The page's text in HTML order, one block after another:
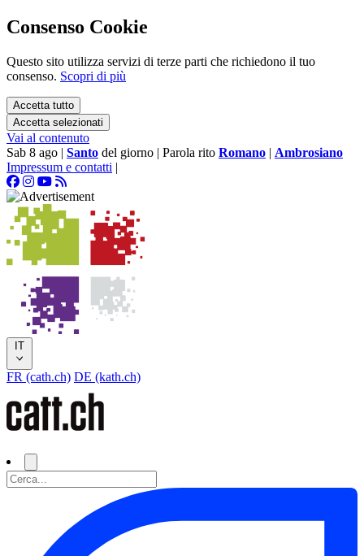
Consenso Cookie
Questo sito utilizza servizi di terze parti che richiedono il tuo
consenso. Scopri di più
Accetta tutto
Accetta selezionati
Vai al contenuto
Sab 8 ago | Santo del giorno | Parola rito Romano | Ambrosiano
Impressum e contatti |
IT
FR (cath.ch) DE (kath.ch)